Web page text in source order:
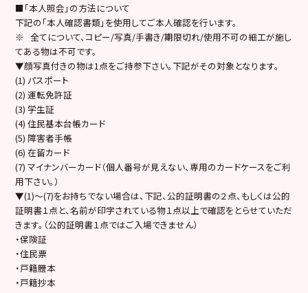
■「本人照会」の方法について
下記の「本人確認書類」を使用してご本人確認を行います。
※ 全てについて、コピー/写真/手書き/期限切れ/使用不可の細工が施し
てある物は不可です。
▼顔写真付きの物は1点をご持参下さい。下記がその対象となります。
(1) パスポート
(2) 運転免許証
(3) 学生証
(4) 住民基本台帳カード
(5) 障害者手帳
(6) 在留カード
(7) マイナンバーカード（個人番号が見えない、専用のカードケースをご利
用下さい。）
▼(1)～(7)をお持ちでない場合は、下記、公的証明書の２点、もしくは公的
証明書１点と、名前が印字されている物１点以上で確認をとらせていただ
きます。（公的証明書１点ではご入場できません）
・保険証
・住民票
・戸籍謄本
・戸籍抄本